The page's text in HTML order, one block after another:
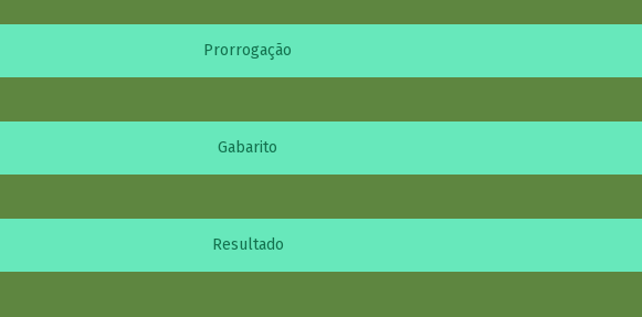
Prorrogação
Gabarito
Resultado